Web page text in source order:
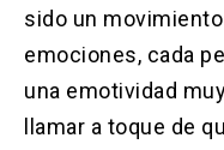
sido un
emociones, cada
una emotividad
llamar a toque de